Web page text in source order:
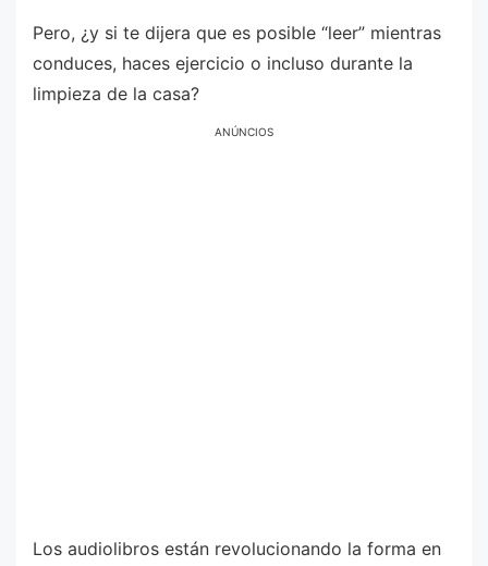
Pero, ¿y si te dijera que es posible “leer” mientras
conduces, haces ejercicio o incluso durante la
limpieza de la casa?
ANÚNCIOS
Los audiolibros están revolucionando la forma en